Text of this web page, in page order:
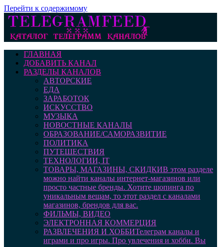
Перейти к содержимому
ГЛАВНАЯ
ДОБАВИТЬ КАНАЛ
РАЗДЕЛЫ КАНАЛОВ
АВТОРСКИЕ
ЕДА
ЗАРАБОТОК
ИСКУССТВО
МУЗЫКА
НОВОСТНЫЕ КАНАЛЫ
ОБРАЗОВАНИЕ/САМОРАЗВИТИЕ
ПОЛИТИКА
ПУТЕШЕСТВИЯ
ТЕХНОЛОГИИ, IT
ТОВАРЫ, МАГАЗИНЫ, СКИДКИВ этом разделе
можно найти каналы интернет-магазинов или
просто частные бренды. Хотите шопинга по
уникальным вещам, то этот раздел с каналами
магазинов, брендов для вас.
ФИЛЬМЫ, ВИДЕО
ЭЛЕКТРОННАЯ КОММЕРЦИЯ
РАЗВЛЕЧЕНИЯ И ХОББИТелеграм каналы и
играми и про игры. Про увлечения и хобби. Вы